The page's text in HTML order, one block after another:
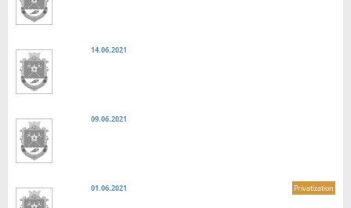
14.06.2021
09.06.2021
01.06.2021 Privatization